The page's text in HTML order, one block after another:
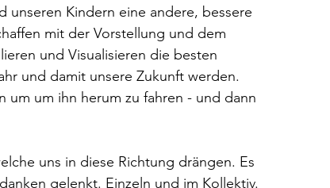
Kindern eine andere, bessere
mit der Vorstellung und dem
und Visualisieren die besten
und damit unsere Zukunft werden.
um um ihn herum zu fahren - und dann
uns in diese Richtung drängen. Es
gelenkt. Einzeln und im Kollektiv.